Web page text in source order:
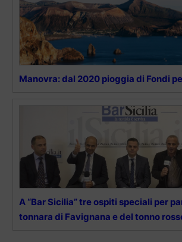
Manovra: dal 2020 pioggia di Fondi
A “Bar Sicilia” tre ospiti speciali per
tonnara di Favignana e del tonno